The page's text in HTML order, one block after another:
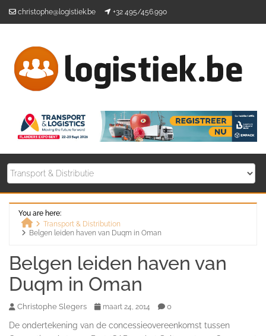
christophe@logistiek.be +32 495/456.990
You are here:
Home
Transport & Distribution
Belgen leiden haven van Duqm in Oman
Belgen leiden haven van
Duqm in Oman
Christophe Slegers maart 24, 2014 0
De ondertekening van de concessieovereenkomst tussen